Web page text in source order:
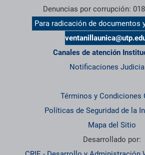
Denuncias por corrupción:
Para radicación de documentos
Canales de atención
Notificaciones
Términos y Condiciones
Políticas de Seguridad de la
Mapa del Sitio
Desarrollado por: